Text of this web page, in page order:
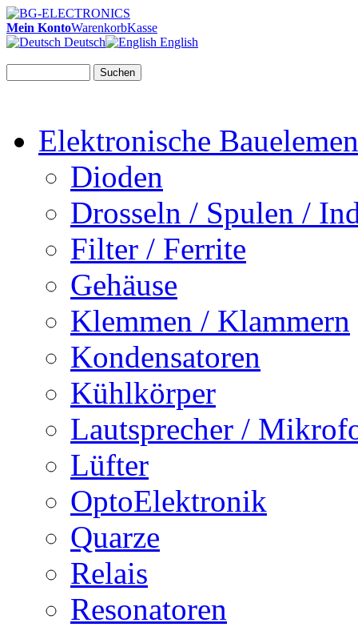
Mein KontoWarenkorbKasse
Deutsch
English
Suchen
Elektronische
Dioden
Drosseln / Spulen /
Filter / Ferrite
Gehäuse
Klemmen / Klammern
Kondensatoren
Kühlkörper
Lautsprecher /
Lüfter
OptoElektronik
Quarze
Relais
Resonatoren